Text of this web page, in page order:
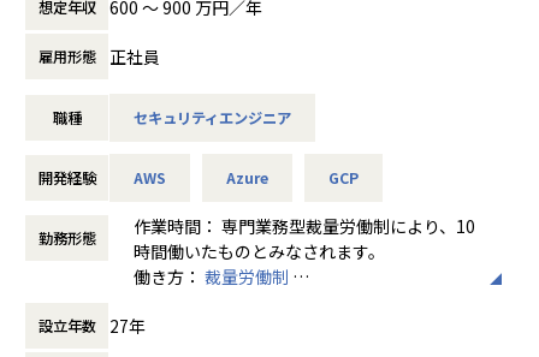
務スキルの習得・発揮：
S、ETL、ジョブ管理、監査、セキュリティなど)から
実プロジェクトや研修を通じて習得、向上させることができ
●柔軟な働き方：
す。顧客プロジェクトについても状況に合わせてチームで柔
軟に対応しているので、
子育て世代(ワーキングマザー・ファザー)や、オフィスへの
【具体的な仕事内容】
・コーポレート領域におけるセキュリティ施策の企画・推進
・セキュリティ製品を活用したサイバー攻撃の監視・対応、
・セキュリティ製品やオペレーションの設計・構築・運用
各社への情報配信と対応指示
【ポジションの魅力】
◎自ら発見した問題に対して、主体的に改善活動できる環境
（0→1の経験が可能）
少数精鋭のため部長・マネージャーに直接提言できる機会も
想定年収 600 〜 900 万円／年
雇用形態 正社員
職種 セキュリティエンジニア
開発経験 AWS Azure GCP
勤務形態
作業時間： 専⾨業務型裁量労働制により、10
時間働いたものとみなされます。
働き方： 裁量労働制
休憩時間： 60分
設立年数 27年